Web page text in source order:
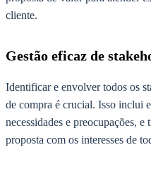
cliente.
Gestão eficaz de
Identificar e envolver todos os
de compra é crucial. Isso inclui
necessidades e preocupações,
proposta com os interesses de